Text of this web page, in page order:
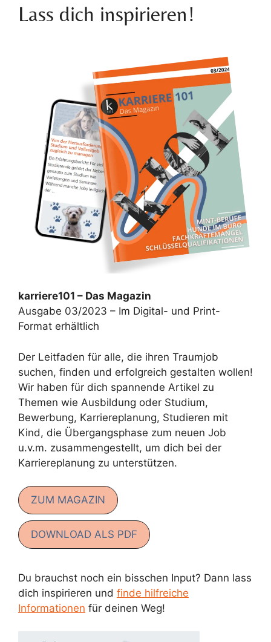
Lass dich inspirieren!
karriere101 – Das Magazin
Ausgabe 03/2023 – Im Digital- und Print-
Format erhältlich
Der Leitfaden für alle, die ihren Traumjob
suchen, finden und erfolgreich gestalten wollen!
Wir haben für dich spannende Artikel zu
Themen wie Ausbildung oder Studium,
Bewerbung, Karriereplanung, Studieren mit
Kind, die Übergangsphase zum neuen Job
u.v.m. zusammengestellt, um dich bei der
Karriereplanung zu unterstützen.
ZUM MAGAZIN
DOWNLOAD ALS PDF
Du brauchst noch ein bisschen Input? Dann lass
dich inspirieren und finde hilfreiche
Informationen für deinen Weg!